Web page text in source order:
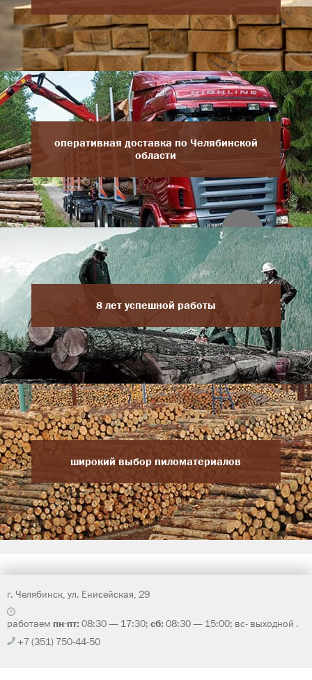
оперативная доставка по Челябинской
области
8 лет успешной работы
широкий выбор пиломатериалов
г. Челябинск, ул. Енисейская, 29
работаем пн-пт: 08:30 — 17:30; сб: 08:30 — 15:00; вс- выходной .
+7 (351) 750-44-50